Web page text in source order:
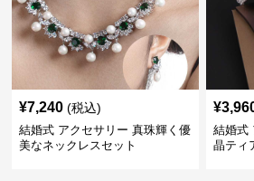
¥7,240 (税込)
結婚式 アクセサリー 真珠輝く優
美なネックレスセット
¥
結婚式
晶ティ